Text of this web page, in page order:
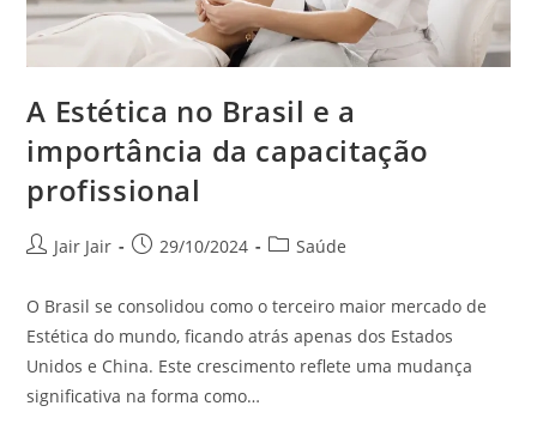
A Estética no Brasil e a
importância da capacitação
profissional
Jair Jair 29/10/2024 Saúde
O Brasil se consolidou como o terceiro maior mercado de
Estética do mundo, ficando atrás apenas dos Estados
Unidos e China. Este crescimento reflete uma mudança
significativa na forma como…